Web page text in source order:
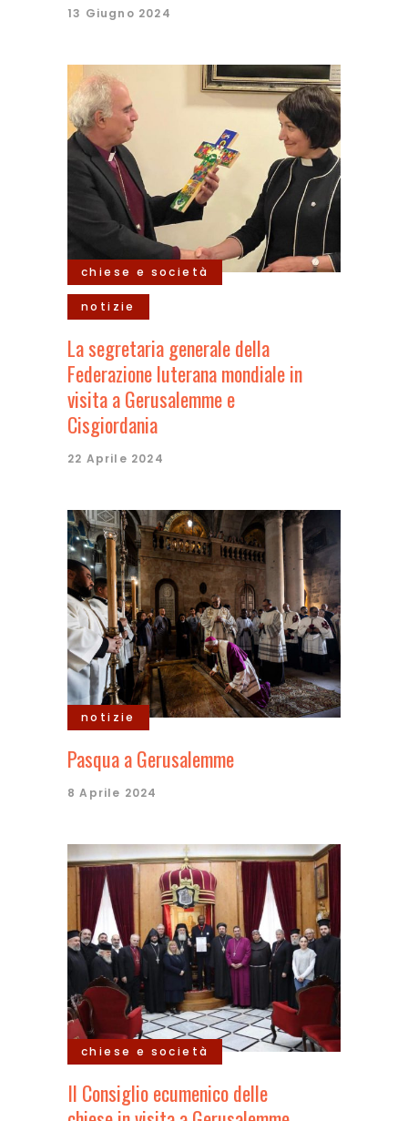
13 Giugno 2024
chiese e società
notizie
La segretaria generale della
Federazione luterana mondiale in
visita a Gerusalemme e
Cisgiordania
22 Aprile 2024
notizie
Pasqua a Gerusalemme
8 Aprile 2024
chiese e società
Il Consiglio ecumenico delle